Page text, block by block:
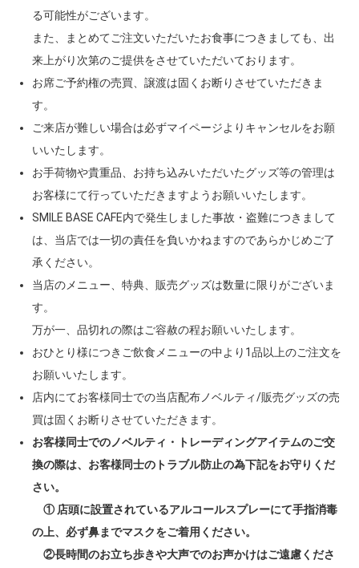
る可能性がございます。
また、まとめてご注文いただいたお食事につきましても、出
来上がり次第のご提供をさせていただいております。
お席ご予約権の売買、譲渡は固くお断りさせていただきま
す。
ご来店が難しい場合は必ずマイページよりキャンセルをお願
いいたします。
お手荷物や貴重品、お持ち込みいただいたグッズ等の管理は
お客様にて行っていただきますようお願いいたします。
SMILE BASE CAFE内で発生しました事故・盗難につきまして
は、当店では一切の責任を負いかねますのであらかじめご了
承ください。
当店のメニュー、特典、販売グッズは数量に限りがございま
す。
万が一、品切れの際はご容赦の程お願いいたします。
おひとり様につきご飲食メニューの中より1品以上のご注文を
お願いいたします。
店内にてお客様同士での当店配布ノベルティ/販売グッズの売
買は固くお断りさせていただきます。
お客様同士でのノベルティ・トレーディングアイテムのご交
換の際は、お客様同士のトラブル防止の為下記をお守りくだ
さい。
① 店頭に設置されているアルコールスプレーにて手指消毒
の上、必ず鼻までマスクをご着用ください。
②長時間のお立ち歩きや大声でのお声かけはご遠慮くださ